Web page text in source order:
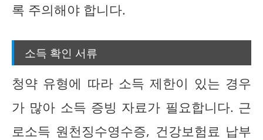
록 주의해야 합니다.
소득 확인 서류
청약 유형에 따라 소득 제한이 있는 경우
가 많아 소득 증빙 자료가 필요합니다. 근
로소득 원천징수영수증, 건강보험료 납부